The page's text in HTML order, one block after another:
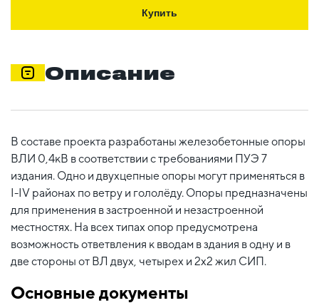
Купить
Описание
В составе проекта разработаны железобетонные опоры
ВЛИ 0,4кВ в соответствии с требованиями ПУЭ 7
издания. Одно и двухцепные опоры могут применяться в
I-IV районах по ветру и гололёду. Опоры предназначены
для применения в застроенной и незастроенной
местностях. На всех типах опор предусмотрена
возможность ответвления к вводам в здания в одну и в
две стороны от ВЛ двух, четырех и 2х2 жил СИП.
Основные документы